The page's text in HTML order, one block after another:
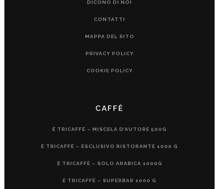
DICONO DI NOI
CONTATTI
MAPPA DEL SITO
PRIVACY POLICY
COOKIE POLICY
CAFFÈ
É TRICAFFÈ – MISCELA D’AUTORE 500G
É TRICAFFÈ – ESCLUSIVO RISTORANTE 1000 G
É TRICAFFÈ – SOLO ARABICA 1000G
É TRICAFFÈ – SUPERBAR 1000 G